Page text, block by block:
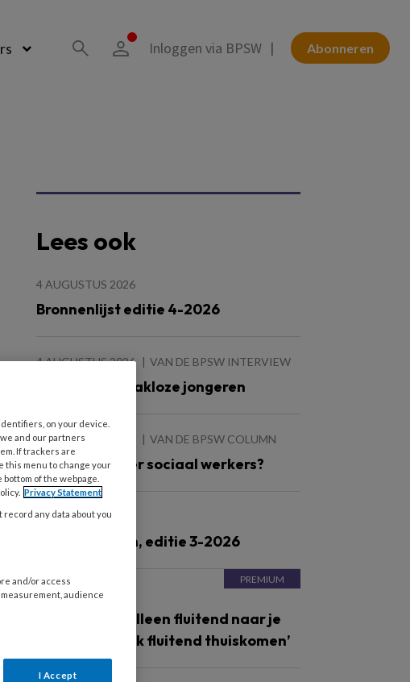
Abonneren
Inloggen via BPSW
Lees ook
4 AUGUSTUS 2026
Bronnenlijst editie 4-2026
4 AUGUSTUS 2026 VAN DE BPSW INTERVIEW
Werken met dakloze jongeren
3 AUGUSTUS 2026 VAN DE BPSW COLUMN
Meer of minder sociaal werkers?
2 JUNI 2026
Bronnenlijsten, editie 3-2026
23 MEI 2026
Portret ‘Niet alleen fluitend naar je
werk, maar ook fluitend thuiskomen’
on your device.
and our partners
If trackers are
this menu to change your
of the webpage.
Privacy Statement
any data about you
and/or access
audience
I Accept